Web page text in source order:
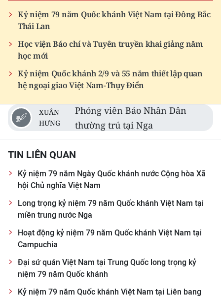
Kỷ niệm 79 năm Quốc khánh Việt Nam tại Đông Bắc
Thái Lan
Học viện Báo chí và Tuyên truyền khai giảng năm
học mới
Kỷ niệm Quốc khánh 2/9 và 55 năm thiết lập quan
hệ ngoại giao Việt Nam-Thụy Điển
XUÂN
HƯNG
Phóng viên Báo Nhân Dân
thường trú tại Nga
TIN LIÊN QUAN
Kỷ niệm 79 năm Ngày Quốc khánh nước Cộng hòa Xã
hội Chủ nghĩa Việt Nam
Long trọng kỷ niệm 79 năm Quốc khánh Việt Nam tại
miền trung nước Nga
Hoạt động kỷ niệm 79 năm Quốc khánh Việt Nam tại
Campuchia
Đại sứ quán Việt Nam tại Trung Quốc long trọng kỷ
niệm 79 năm Quốc khánh
Kỷ niệm 79 năm Quốc khánh Việt Nam tại Liên bang